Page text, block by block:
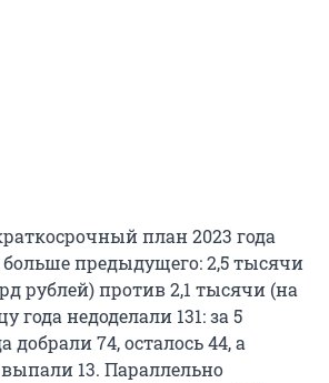
план 2023 года
предыдущего: 2,5 тысячи
рублей) против 2,1 тысячи (на
года недоделали 131: за 5
добрали 74, осталось 44, а
13. Параллельно